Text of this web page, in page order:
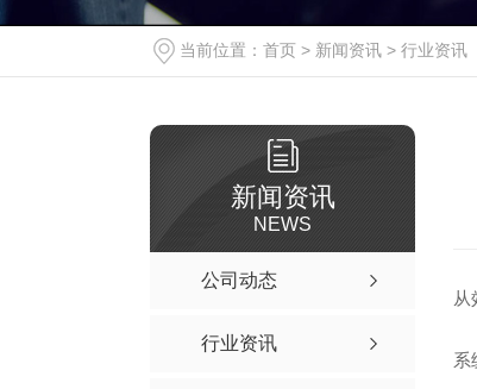
当前位置：首页 > 新闻资讯 >行业资讯
新闻资讯
NEWS
公司动态
行业资讯
从
系